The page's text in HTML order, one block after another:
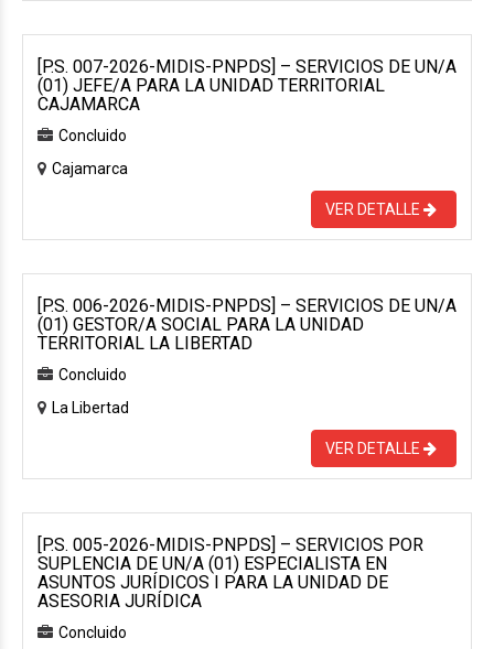
[P.S. 007-2026-MIDIS-PNPDS] – SERVICIOS DE UN/A
(01) JEFE/A PARA LA UNIDAD TERRITORIAL
CAJAMARCA
Concluido
Cajamarca
VER DETALLE
[P.S. 006-2026-MIDIS-PNPDS] – SERVICIOS DE UN/A
(01) GESTOR/A SOCIAL PARA LA UNIDAD
TERRITORIAL LA LIBERTAD
Concluido
La Libertad
VER DETALLE
[P.S. 005-2026-MIDIS-PNPDS] – SERVICIOS POR
SUPLENCIA DE UN/A (01) ESPECIALISTA EN
ASUNTOS JURÍDICOS I PARA LA UNIDAD DE
ASESORIA JURÍDICA
Concluido